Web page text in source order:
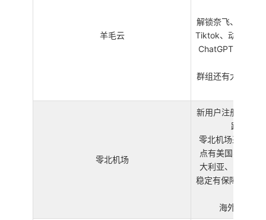
羊毛云
解锁奈飞、迪士
Tiktok、动画疯、
ChatGPT，同时
群组还有大把福
零北机场
新用户注册可试用
路，部
零北机场采用
点有美国、新加
大利亚、日本、
稳定有保障，晚高
海外团队运